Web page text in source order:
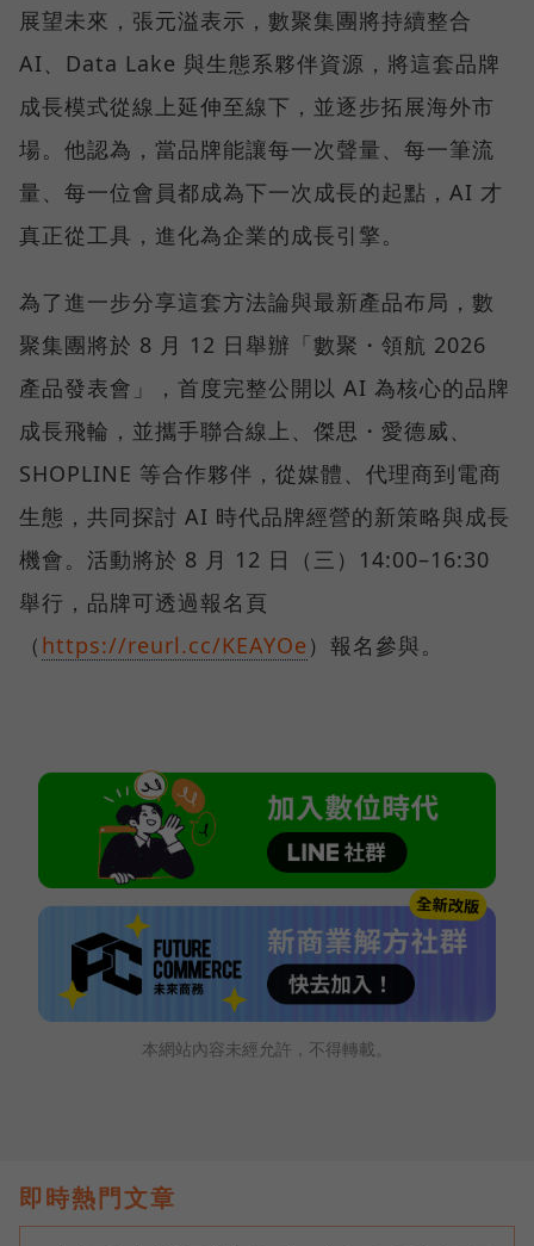
展望未來，張元溢表示，數聚集團將持續整合
AI、Data Lake 與生態系夥伴資源，將這套品牌
成長模式從線上延伸至線下，並逐步拓展海外市
場。他認為，當品牌能讓每一次聲量、每一筆流
量、每一位會員都成為下一次成長的起點，AI 才
真正從工具，進化為企業的成長引擎。
為了進一步分享這套方法論與最新產品布局，數
聚集團將於 8 月 12 日舉辦「數聚・領航 2026
產品發表會」，首度完整公開以 AI 為核心的品牌
成長飛輪，並攜手聯合線上、傑思・愛德威、
SHOPLINE 等合作夥伴，從媒體、代理商到電商
生態，共同探討 AI 時代品牌經營的新策略與成長
機會。活動將於 8 月 12 日（三）14:00–16:30
舉行，品牌可透過報名頁
（ https://reurl.cc/KEAYOe ）報名參與。
本網站內容未經允許，不得轉載。
即時熱門文章